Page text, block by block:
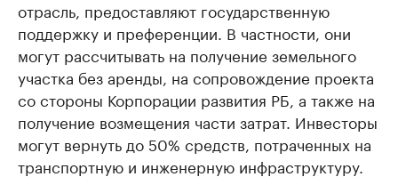
отрасль, предоставляют государственную
поддержку и преференции. В частности, они
могут рассчитывать на получение земельного
участка без аренды, на сопровождение проекта
со стороны Корпорации развития РБ, а также на
получение возмещения части затрат. Инвесторы
могут вернуть до 50% средств, потраченных на
транспортную и инженерную инфраструктуру.